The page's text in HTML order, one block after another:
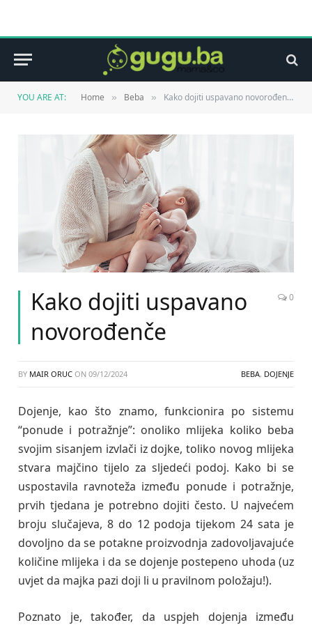
YOU ARE AT: Home » Beba » Kako dojiti uspavano novorođenče
Kako dojiti uspavano
novorođenče
0
BY MAIR ORUC ON 09/12/2024 BEBA, DOJENJE
Dojenje, kao što znamo, funkcionira po sistemu
“ponude i potražnje”: onoliko mlijeka koliko beba
svojim sisanjem izvlači iz dojke, toliko novog mlijeka
stvara majčino tijelo za sljedeći podoj. Kako bi se
uspostavila ravnoteža između ponude i potražnje,
prvih tjedana je potrebno dojiti često. U najvećem
broju slučajeva, 8 do 12 podoja tijekom 24 sata je
dovoljno da se potakne proizvodnja zadovoljavajuće
količine mlijeka i da se dojenje postepeno uhoda (uz
uvjet da majka pazi doji li u pravilnom položaju!).
Poznato je, također, da uspjeh dojenja između